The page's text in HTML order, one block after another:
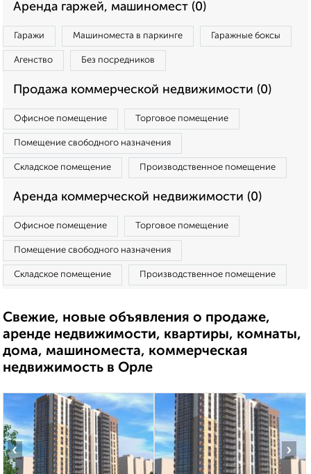
Аренда гаржей, машиномест (0)
Гаражи Машиноместа в паркинге Гаражные боксы
Агенство Без посредников
Продажа коммерческой недвижимости (0)
Офисное помещение Торговое помещение
Помещение свободного назначения
Складское помещение Производственное помещение
Аренда коммерческой недвижимости (0)
Офисное помещение Торговое помещение
Помещение свободного назначения
Складское помещение Производственное помещение
Свежие, новые объявления о продаже,
аренде недвижимости, квартиры, комнаты,
дома, машиноместа, коммерческая
недвижимость в Орле
‹ ›